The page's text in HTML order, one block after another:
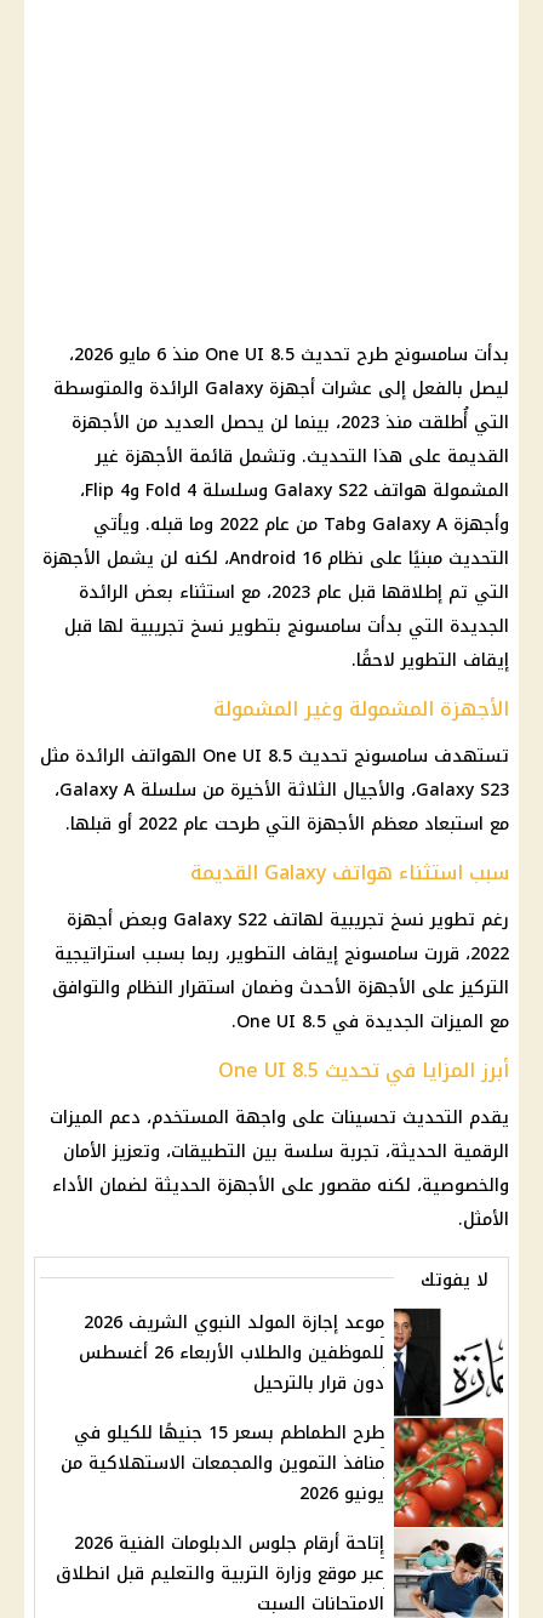
بدأت سامسونج طرح تحديث One UI 8.5 منذ 6 مايو 2026،
ليصل بالفعل إلى عشرات أجهزة Galaxy الرائدة والمتوسطة
التي أُطلقت منذ 2023، بينما لن يحصل العديد من الأجهزة
القديمة على هذا التحديث. وتشمل قائمة الأجهزة غير
المشمولة هواتف Galaxy S22 وسلسلة Fold 4 وFlip 4،
وأجهزة Galaxy A وTab من عام 2022 وما قبله. ويأتي
التحديث مبنيًا على نظام Android 16، لكنه لن يشمل الأجهزة
التي تم إطلاقها قبل عام 2023، مع استثناء بعض الرائدة
الجديدة التي بدأت سامسونج بتطوير نسخ تجريبية لها قبل
إيقاف التطوير لاحقًا.
الأجهزة المشمولة وغير المشمولة
تستهدف سامسونج تحديث One UI 8.5 الهواتف الرائدة مثل
Galaxy S23، والأجيال الثلاثة الأخيرة من سلسلة Galaxy A،
مع استبعاد معظم الأجهزة التي طرحت عام 2022 أو قبلها.
سبب استثناء هواتف Galaxy القديمة
رغم تطوير نسخ تجريبية لهاتف Galaxy S22 وبعض أجهزة
2022، قررت سامسونج إيقاف التطوير، ربما بسبب استراتيجية
التركيز على الأجهزة الأحدث وضمان استقرار النظام والتوافق
مع الميزات الجديدة في One UI 8.5.
أبرز المزايا في تحديث One UI 8.5
يقدم التحديث تحسينات على واجهة المستخدم، دعم الميزات
الرقمية الحديثة، تجربة سلسة بين التطبيقات، وتعزيز الأمان
والخصوصية، لكنه مقصور على الأجهزة الحديثة لضمان الأداء
الأمثل.
لا يفوتك
موعد إجازة المولد النبوي الشريف 2026
للموظفين والطلاب الأربعاء 26 أغسطس
دون قرار بالترحيل
طرح الطماطم بسعر 15 جنيهًا للكيلو في
منافذ التموين والمجمعات الاستهلاكية من
يونيو 2026
إتاحة أرقام جلوس الدبلومات الفنية 2026
عبر موقع وزارة التربية والتعليم قبل انطلاق
الامتحانات السبت